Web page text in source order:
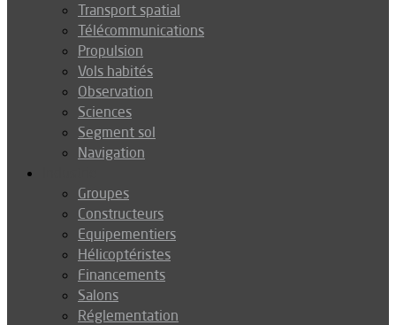
Transport spatial
Télécommunications
Propulsion
Vols habités
Observation
Sciences
Segment sol
Navigation
Groupes
Constructeurs
Equipementiers
Hélicoptéristes
Financements
Salons
Réglementation